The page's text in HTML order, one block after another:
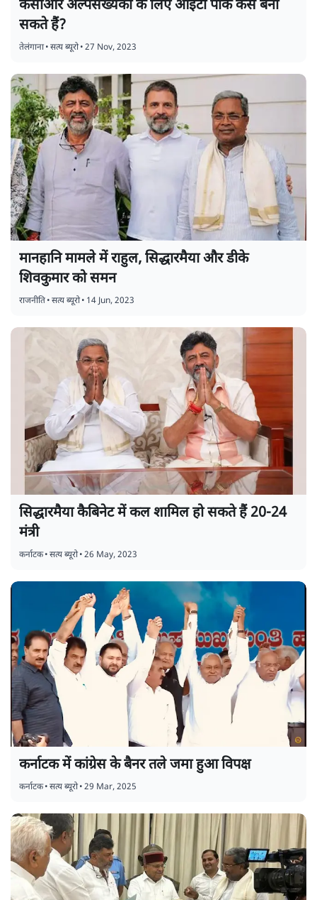
केसीआर अल्पसंख्यकों के लिए आईटी पार्क कैसे बना
सकते हैं?
तेलंगाना•सत्य ब्यूरो•27 Nov, 2023
मानहानि मामले में राहुल, सिद्धारमैया और डीके
शिवकुमार को समन
राजनीति•सत्य ब्यूरो• 14 Jun, 2023
सिद्धारमैया कैबिनेट में कल शामिल हो सकते हैं 20-24
मंत्री
कर्नाटक•सत्य ब्यूरो•26 May, 2023
कर्नाटक में कांग्रेस के बैनर तले जमा हुआ विपक्ष
कर्नाटक•सत्य ब्यूरो•29 Mar, 2025